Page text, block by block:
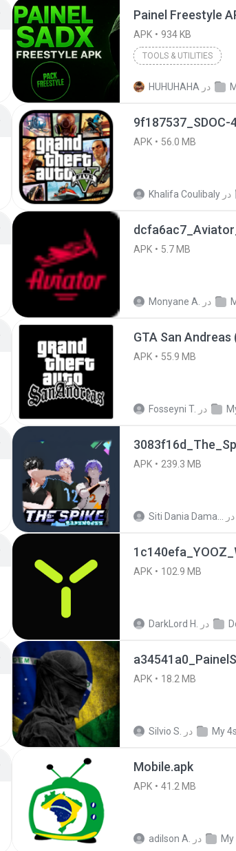
APK 934 KB
TOOLS & UTILITIES
HUHUHAHA در
APK 56.0 MB
Khalifa Coulibaly در
APK 5.7 MB
Monyane A. در
GTA San Andreas
APK 55.9 MB
Fosseyni T. در
APK 239.3 MB
در
APK 102.9 MB
DarkLord H. در
APK 18.2 MB
Silvio S. در My
Mobile.apk
APK 41.2 MB
adilson A. در